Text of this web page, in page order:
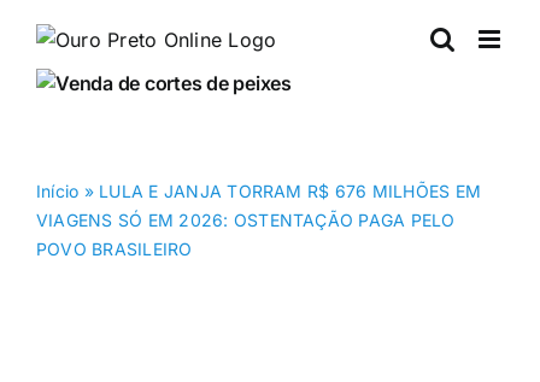
para
Início » LULA E JANJA TORRAM R$ 676 MILHÕES EM
VIAGENS SÓ EM 2026: OSTENTAÇÃO PAGA PELO
POVO BRASILEIRO